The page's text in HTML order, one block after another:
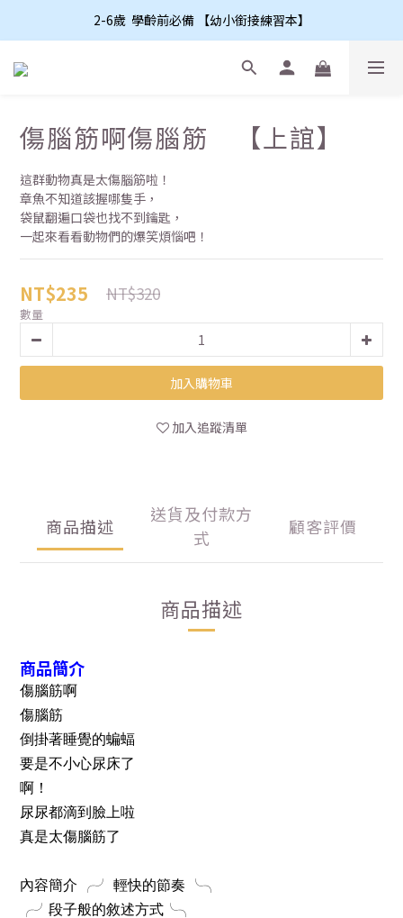
2-6歲  學齡前必備 【幼小銜接練習本】
傷腦筋啊傷腦筋 【上誼】
這群動物真是太傷腦筋啦！
章魚不知道該握哪隻手，
袋鼠翻遍口袋也找不到鑰匙，
一起來看看動物們的爆笑煩惱吧！
NT$235 NT$320
數量
加入購物車
加入追蹤清單
商品描述
送貨及付款方
式
顧客評價
商品描述
商品簡介
傷腦筋啊
傷腦筋
倒掛著睡覺的蝙蝠
要是不小心尿床了
啊！
尿尿都滴到臉上啦
真是太傷腦筋了
內容簡介 ╭╯ 輕快的節奏 ╰╮
╭╯段子般的敘述方式╰╮